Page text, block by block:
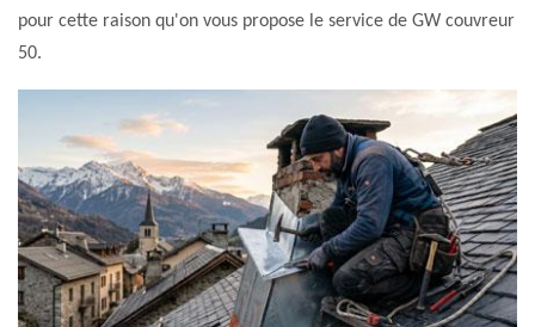
pour cette raison qu'on vous propose le service de GW couvreur
50.